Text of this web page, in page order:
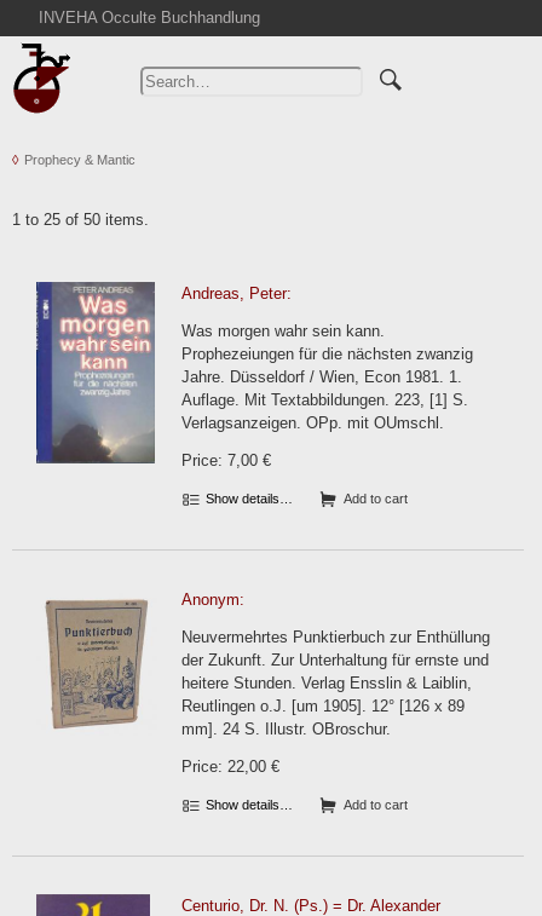
INVEHA Occulte Buchhandlung
Home
Advanced Search
Cart
Contact
Terms
Withdrawal
Privacy Policy
Imprint
Prophecy & Mantic
1 to 25 of 50 items.
Andreas, Peter:
Was morgen wahr sein kann.
Prophezeiungen für die nächsten zwanzig
Jahre. Düsseldorf / Wien, Econ 1981. 1.
Auflage. Mit Textabbildungen. 223, [1] S.
Verlagsanzeigen. OPp. mit OUmschl.
Price: 7,00 €
Show details… Add to cart
Anonym:
Neuvermehrtes Punktierbuch zur Enthüllung
der Zukunft. Zur Unterhaltung für ernste und
heitere Stunden. Verlag Ensslin & Laiblin,
Reutlingen o.J. [um 1905]. 12° [126 x 89
mm]. 24 S. Illustr. OBroschur.
Price: 22,00 €
Show details… Add to cart
Centurio, Dr. N. (Ps.) = Dr. Alexander